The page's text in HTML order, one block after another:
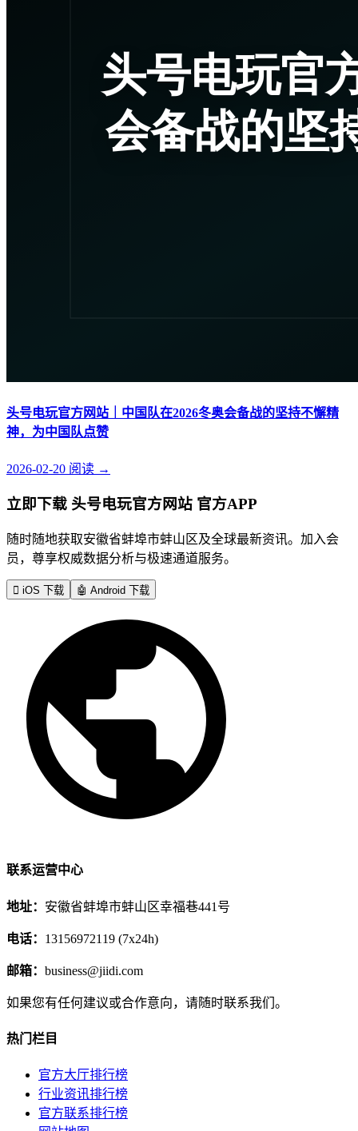
头号电玩官方网站｜中国队在2026冬奥会备战的坚持不懈精
神，为中国队点赞
2026-02-20 阅读 →
立即下载 头号电玩官方网站 官方APP
随时随地获取安徽省蚌埠市蚌山区及全球最新资讯。加入会
员，尊享权威数据分析与极速通道服务。
 iOS 下载 🤖 Android 下载
联系运营中心
地址： 安徽省蚌埠市蚌山区幸福巷441号
电话： 13156972119 (7x24h)
邮箱： business@jiidi.com
如果您有任何建议或合作意向，请随时联系我们。
热门栏目
官方大厅排行榜
行业资讯排行榜
官方联系排行榜